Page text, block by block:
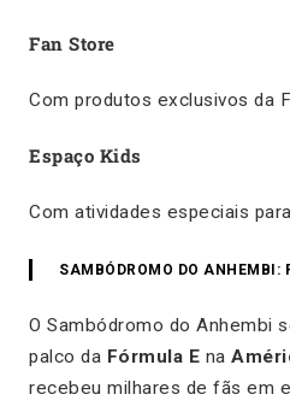
Fan Store
Com produtos exclusivos da
Espaço Kids
Com atividades especiais
SAMBÓDROMO DO ANHEMBI:
O Sambódromo do Anhembi
palco da Fórmula E na
recebeu milhares de fãs em